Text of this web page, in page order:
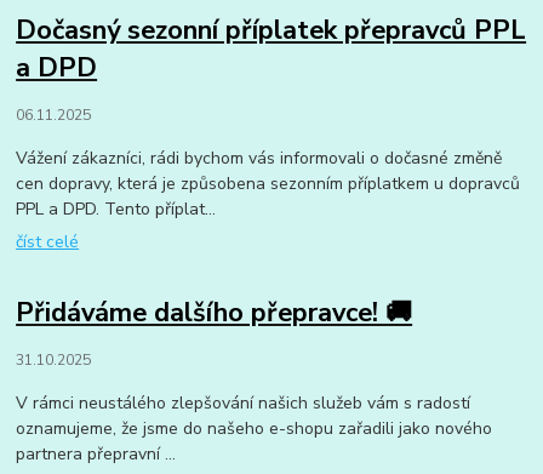
Dočasný sezonní příplatek přepravců PPL
a DPD
06.11.2025
Vážení zákazníci, rádi bychom vás informovali o dočasné změně
cen dopravy, která je způsobena sezonním příplatkem u dopravců
PPL a DPD. Tento příplat...
číst celé
Přidáváme dalšího přepravce! 🚚
31.10.2025
V rámci neustálého zlepšování našich služeb vám s radostí
oznamujeme, že jsme do našeho e-shopu zařadili jako nového
partnera přepravní ...